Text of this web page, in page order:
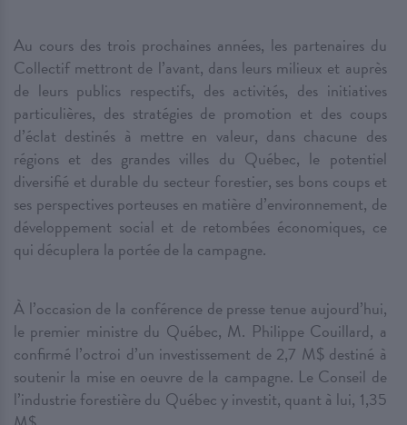
Au cours des trois prochaines années, les partenaires du
Collectif mettront de l’avant, dans leurs milieux et auprès
de leurs publics respectifs, des activités, des initiatives
particulières, des stratégies de promotion et des coups
d’éclat destinés à mettre en valeur, dans chacune des
régions et des grandes villes du Québec, le potentiel
diversifié et durable du secteur forestier, ses bons coups et
ses perspectives porteuses en matière d’environnement, de
développement social et de retombées économiques, ce
qui décuplera la portée de la campagne.
À l’occasion de la conférence de presse tenue aujourd’hui,
le premier ministre du Québec, M. Philippe Couillard, a
confirmé l’octroi d’un investissement de 2,7 M$ destiné à
soutenir la mise en oeuvre de la campagne. Le Conseil de
l’industrie forestière du Québec y investit, quant à lui, 1,35